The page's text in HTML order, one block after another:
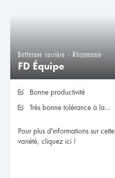
Betterave sucrière - Rhizomanie
FD Équipe
Bonne productivité
Très bonne tolérance à la
Pour plus d'informations sur cette
variété, cliquez ici !